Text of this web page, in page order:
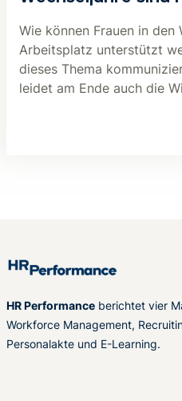
Wie können Frauen in den
Arbeitsplatz unterstützt
dieses Thema
leidet am Ende auch die
HR Performance berichtet vier
Workforce Management,
Personalakte und E-Learning.